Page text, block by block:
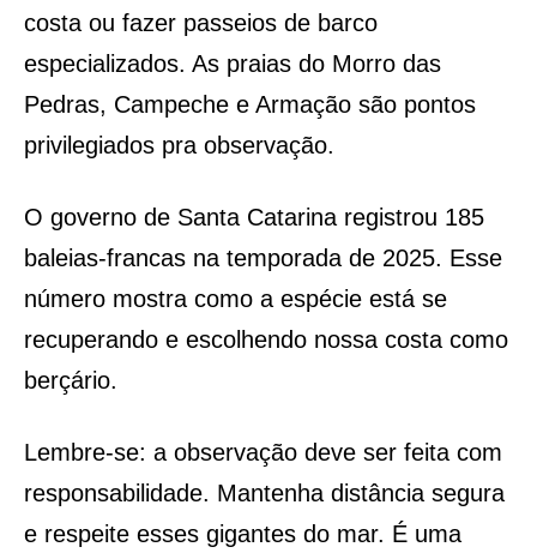
costa ou fazer passeios de barco
especializados. As praias do Morro das
Pedras, Campeche e Armação são pontos
privilegiados pra observação.
O governo de Santa Catarina registrou 185
baleias-francas na temporada de 2025. Esse
número mostra como a espécie está se
recuperando e escolhendo nossa costa como
berçário.
Lembre-se: a observação deve ser feita com
responsabilidade. Mantenha distância segura
e respeite esses gigantes do mar. É uma